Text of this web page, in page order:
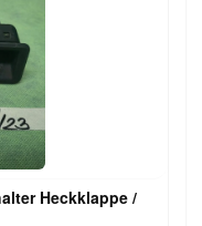
Heckklappe /